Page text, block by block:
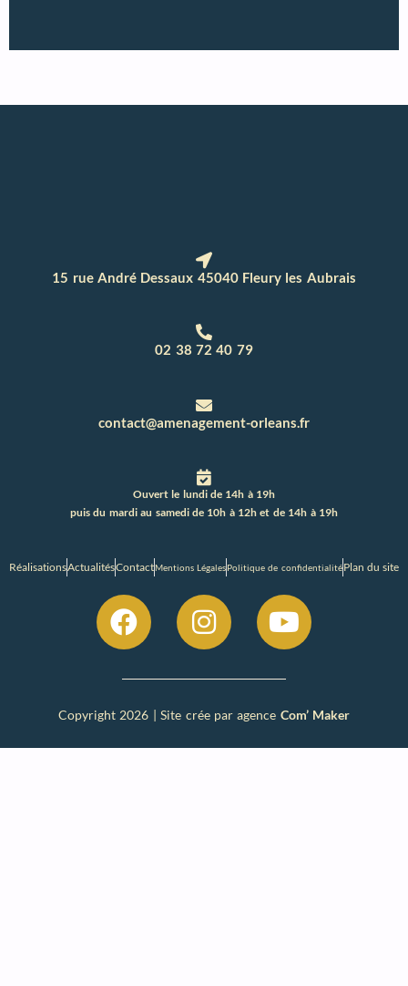
15 rue André Dessaux 45040 Fleury les Aubrais
02 38 72 40 79
contact@amenagement-orleans.fr
Ouvert le lundi de 14h à 19h
puis du mardi au samedi de 10h à 12h et de 14h à 19h
RéalisationsActualitésContactMentions LégalesPolitique de confidentialitéPlan du site
Copyright 2026 | Site crée par agence Com’ Maker